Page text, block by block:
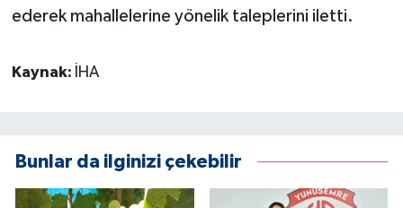
ederek mahallelerine yönelik taleplerini iletti.
Kaynak: İHA
Bunlar da ilginizi çekebilir